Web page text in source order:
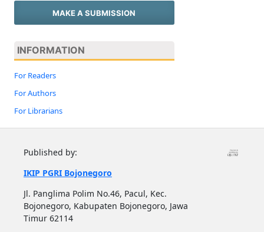
MAKE A SUBMISSION
INFORMATION
For Readers
For Authors
For Librarians
Published by:
IKIP PGRI Bojonegoro
Jl. Panglima Polim No.46, Pacul, Kec.
Bojonegoro, Kabupaten Bojonegoro, Jawa
Timur 62114